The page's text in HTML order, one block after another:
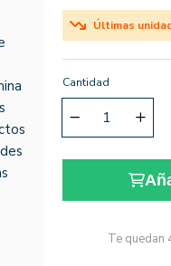
Últimas
Cantidad
Te quedan